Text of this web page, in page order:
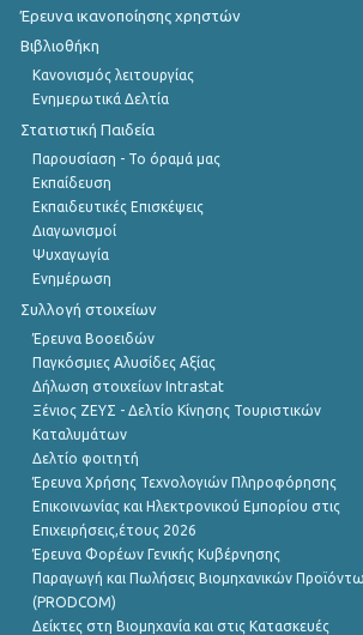
Έρευνα ικανοποίησης χρηστών
Βιβλιοθήκη
Κανονισμός λειτουργίας
Ενημερωτικά Δελτία
Στατιστική Παιδεία
Παρουσίαση - Το όραμά μας
Εκπαίδευση
Εκπαιδευτικές Επισκέψεις
Διαγωνισμοί
Ψυχαγωγία
Ενημέρωση
Συλλογή στοιχείων
Έρευνα Βοοειδών
Παγκόσμιες Αλυσίδες Αξίας
Δήλωση στοιχείων Intrastat
Ξένιος ΖΕΥΣ - Δελτίο Κίνησης Τουριστικών
Καταλυμάτων
Δελτίο φοιτητή
Έρευνα Χρήσης Τεχνολογιών Πληροφόρησης
Επικοινωνίας και Ηλεκτρονικού Εμπορίου στις
Επιχειρήσεις,έτους 2026
Έρευνα Φορέων Γενικής Κυβέρνησης
Παραγωγή και Πωλήσεις Βιομηχανικών
(PRODCOM)
Δείκτες στη Βιομηχανία και στις Κατασκευές